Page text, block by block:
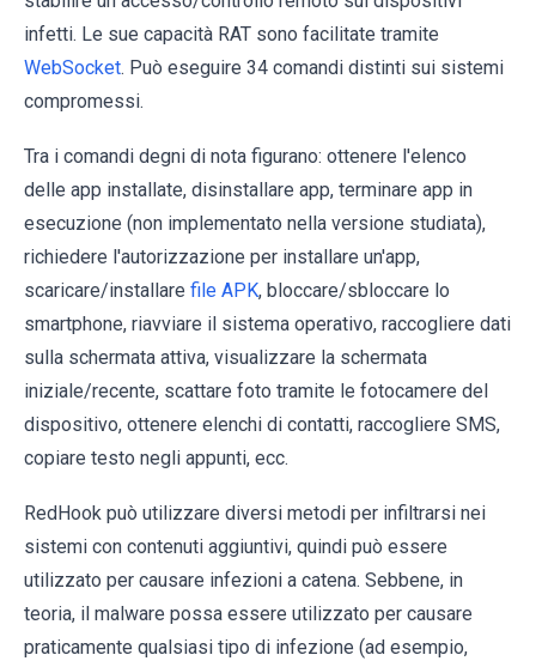
infetti. Le sue capacità RAT sono facilitate tramite
WebSocket. Può eseguire 34 comandi distinti sui sistemi
compromessi.
Tra i comandi degni di nota figurano: ottenere l'elenco
delle app installate, disinstallare app, terminare app in
esecuzione (non implementato nella versione studiata),
richiedere l'autorizzazione per installare un'app,
scaricare/installare file APK, bloccare/sbloccare lo
smartphone, riavviare il sistema operativo, raccogliere dati
sulla schermata attiva, visualizzare la schermata
iniziale/recente, scattare foto tramite le fotocamere del
dispositivo, ottenere elenchi di contatti, raccogliere SMS,
copiare testo negli appunti, ecc.
RedHook può utilizzare diversi metodi per infiltrarsi nei
sistemi con contenuti aggiuntivi, quindi può essere
utilizzato per causare infezioni a catena. Sebbene, in
teoria, il malware possa essere utilizzato per causare
praticamente qualsiasi tipo di infezione (ad esempio,